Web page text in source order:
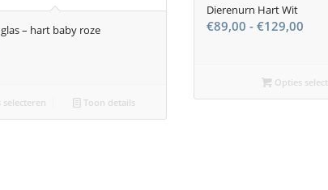
– hart baby roze
selecteren Toon details
Dierenurn Hart Wit
€89,00 - €129,00
Opties